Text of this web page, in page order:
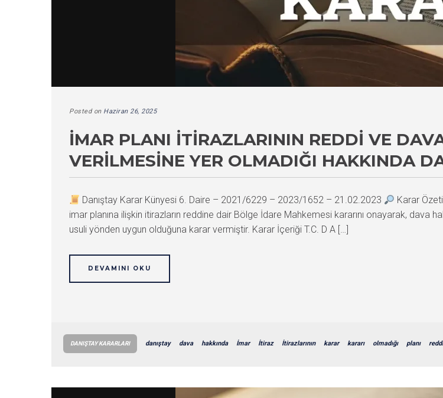
Posted on Haziran 26, 2025
İMAR PLANI İTIRAZLARININ REDDI VE
VERILMESINE YER OLMADIĞI HAKKINDA
Danıştay Karar Künyesi 6. Daire – 2021/6229 – 2023/1652 – 21.02.2023
Karar
imar planına ilişkin itirazların reddine dair Bölge İdare Mahkemesi kararını onayarak, dava
usuli yönden uygun olduğuna karar vermiştir. Karar İçeriği T.C. D A […]
DEVAMINI OKU
DANIŞTAY KARARLARI danıştay dava hakkında İmar İtiraz İtirazlarının karar kararı olmadığı planı reddi